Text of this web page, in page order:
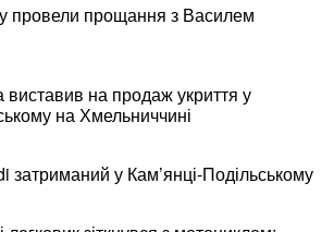
провели прощання з Василем
на продаж укриття у
на Хмельниччині
затриманий у Кам’янці-Подільському